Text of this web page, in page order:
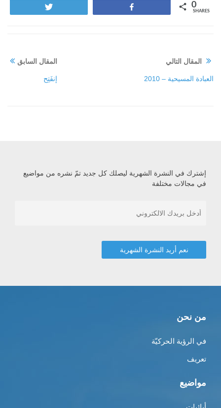
0
SHARES
المقال السابق
إنفَتِح
المقال التالي
العبادة المسيحية – 2010
إشترك في النشرة الشهرية ليصلك كل جديد تمّ نشره من مواضيع
في مجالات مختلفة
من نحن
في الرؤية الحركيّة
تعريف
مواضيع